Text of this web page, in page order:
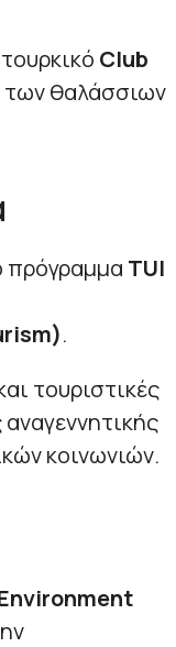
Club
των θαλάσσιων
πρόγραμμα TUI
.
τουριστικές
κοινωνιών.